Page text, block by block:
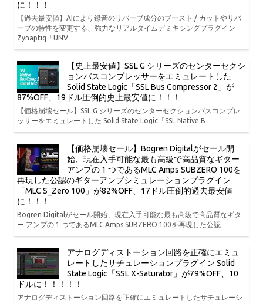
に！！！
【過去最安値】AIにより録音のリバーブ成分のブースト / カットやリバ
ーブの特性を変更する、強力なリアルタイムデミキシングプラグイン
Zynaptiq「UNV
【史上最安値】SSL G シリーズのセンターセクシ
ョンバスコンプレッサーをエミュレートした
Solid State Logic「SSL Bus Compressor 2」が
87%OFF、19ドル圧倒的史上最安値に！！！
【価格崩壊セール】SSL G シリーズのセンターセクションバスコンプレ
ッサーをエミュレートした Solid State Logic「SSL Native B
【価格崩壊セール】Bogren Digitalがセール開
始、現在入手可能な最も高級で高品質なギター
アンプの 1 つであるMLC Amps SUBZERO 100を
再現した公認のギターアンプシミュレーションプラグイン
「MLC S_Zero 100」が82%OFF、17ドル圧倒的過去最安値
に！！！
Bogren Digitalがセール開始、現在入手可能な最も高級で高品質なギタ
ー アンプの 1 つであるMLC Amps SUBZERO 100を再現した公認
アナログディストーション回路を正確にエミュ
レートしたサチュレーションプラグイン Solid
State Logic「SSL X-Saturator」が79%OFF、10
ドルに！！！！！
アナログディストーション回路を正確にエミュレートしたサチュレーシ